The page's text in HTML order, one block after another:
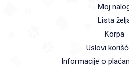
Moj
Lista
Korpa
Uslovi
Informacije o